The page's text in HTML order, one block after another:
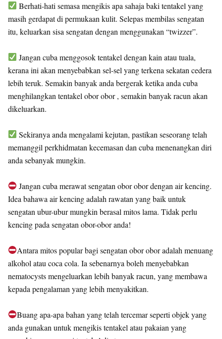
Berhati-hati semasa mengikis apa sahaja baki tentakel yang
masih gerdapat di permukaan kulit. Selepas membilas sengatan
itu, keluarkan sisa sengatan dengan menggunakan “twizzer”.
Jangan cuba menggosok tentakel dengan kain atau tuala,
kerana ini akan menyebabkan sel-sel yang terkena sekatan cedera
lebih teruk. Semakin banyak anda bergerak ketika anda cuba
menghilangkan tentakel obor obor , semakin banyak racun akan
dikeluarkan.
Sekiranya anda mengalami kejutan, pastikan seseorang telah
memanggil perkhidmatan kecemasan dan cuba menenangkan diri
anda sebanyak mungkin.
Jangan cuba merawat sengatan obor obor dengan air kencing.
Idea bahawa air kencing adalah rawatan yang baik untuk
sengatan ubur-ubur mungkin berasal mitos lama. Tidak perlu
kencing pada sengatan obor-obor anda!
Antara mitos popular bagi sengatan obor obor adalah menuang
alkohol atau coca cola. Ia sebenarnya boleh menyebabkan
nematocysts mengeluarkan lebih banyak racun, yang membawa
kepada pengalaman yang lebih menyakitkan.
Buang apa-apa bahan yang telah tercemar seperti objek yang
anda gunakan untuk mengikis tentakel atau pakaian yang